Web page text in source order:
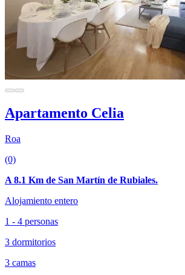
Apartamento Celia
Roa
(0)
A 8.1 Km de San Martín de Rubiales.
Alojamiento entero
1 - 4 personas
3 dormitorios
3 camas